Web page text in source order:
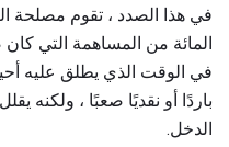
المائة من المساهمة التي
في الوقت الذي يطلق عليه
باردًا أو نقديًا صعبًا ، ولكنه
الدخل.